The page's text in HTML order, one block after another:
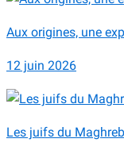
Aux origines, une
12 juin 2026
Les juifs du